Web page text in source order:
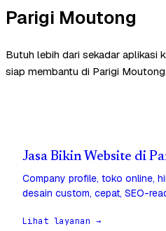
Parigi Moutong
Butuh lebih dari sekadar aplikasi
siap membantu di Parigi Moutong.
Jasa Bikin Website di
Company profile, toko online,
desain custom, cepat, SEO-
Lihat layanan →